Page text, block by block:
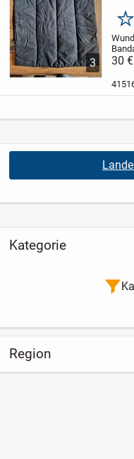
3
Set
noch
30 €
Kategorie
Region